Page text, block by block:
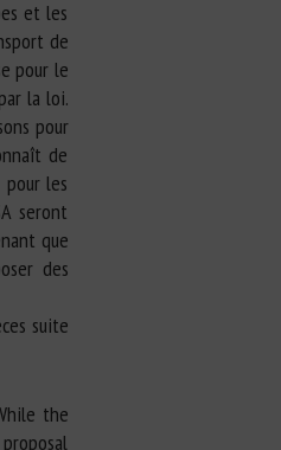
et les
de
pour le
la loi.
pour
de
les
seront
que
des
suite
the